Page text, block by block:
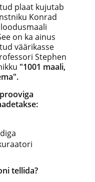
plaat kujutab
Konrad
on ka ainus
väärikasse
Stephen
"1001 maali,
tellida?